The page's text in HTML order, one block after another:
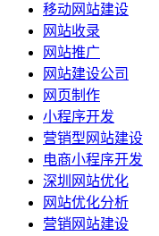
移动网站建设
网站收录
网站推广
网站建设公司
网页制作
小程序开发
营销型网站建设
电商小程序开发
深圳网站优化
网站优化分析
营销网站建设